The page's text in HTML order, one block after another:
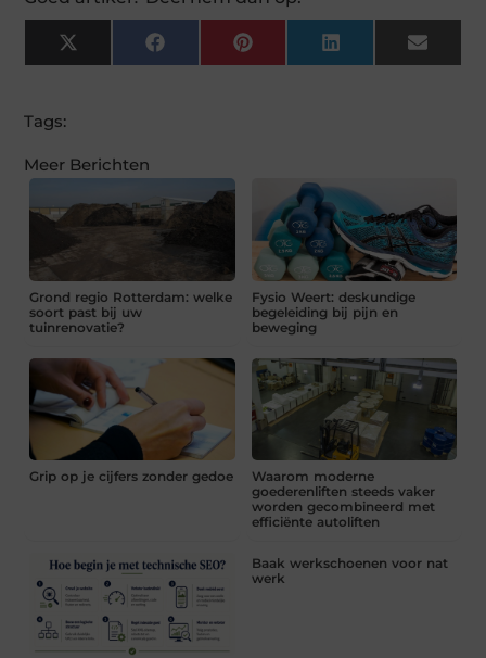
X
(Twitter)
FacebookPinterest LinkedIn Email
Tags:
Meer Berichten
Grond regio Rotterdam: welke
soort past bij uw
tuinrenovatie?
Fysio Weert: deskundige
begeleiding bij pijn en
beweging
Grip op je cijfers zonder gedoe
Waarom moderne
goederenliften steeds vaker
worden gecombineerd met
efficiënte autoliften
Baak werkschoenen voor nat
werk